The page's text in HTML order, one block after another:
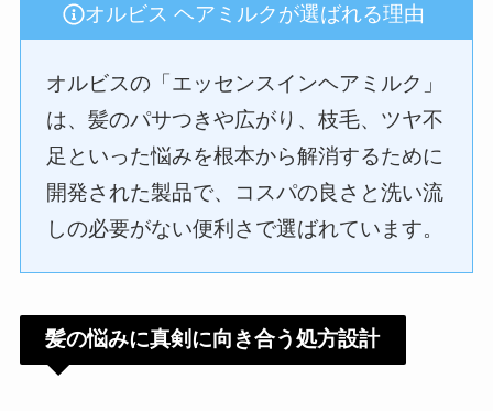
オルビス ヘアミルクが選ばれる理由
オルビスの「エッセンスインヘアミルク」
は、髪のパサつきや広がり、枝毛、ツヤ不
足といった悩みを根本から解消するために
開発された製品で、コスパの良さと洗い流
しの必要がない便利さで選ばれています。
髪の悩みに真剣に向き合う処方設計